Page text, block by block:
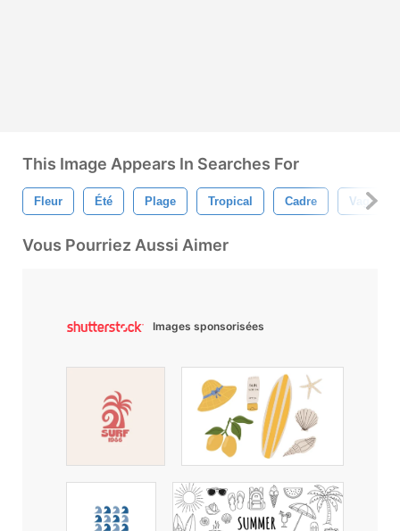
This Image Appears In Searches For
Fleur Été Plage Tropical Cadre Vague
Vous Pourriez Aussi Aimer
Images sponsorisées